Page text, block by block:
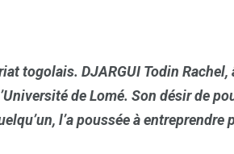
togolais. DJARGUI Todin Rachel,
de Lomé. Son désir de
l’a poussée à entreprendre